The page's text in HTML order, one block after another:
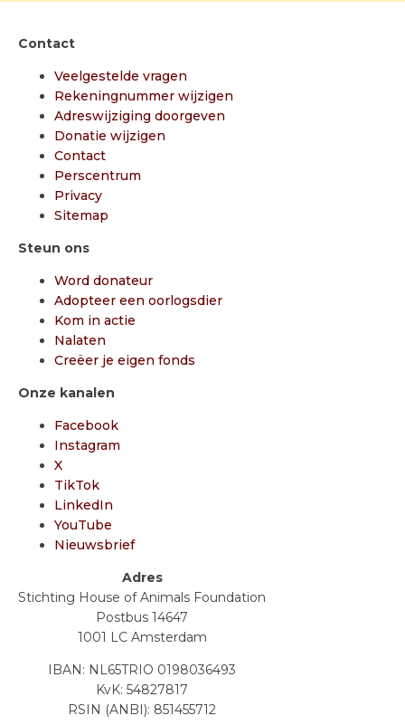
Contact
Veelgestelde vragen
Rekeningnummer wijzigen
Adreswijziging doorgeven
Donatie wijzigen
Contact
Perscentrum
Privacy
Sitemap
Steun ons
Word donateur
Adopteer een oorlogsdier
Kom in actie
Nalaten
Creëer je eigen fonds
Onze kanalen
Facebook
Instagram
X
TikTok
LinkedIn
YouTube
Nieuwsbrief
Adres
Stichting House of Animals Foundation
Postbus 14647
1001 LC Amsterdam
IBAN: NL65TRIO 0198036493
KvK: 54827817
RSIN (ANBI): 851455712